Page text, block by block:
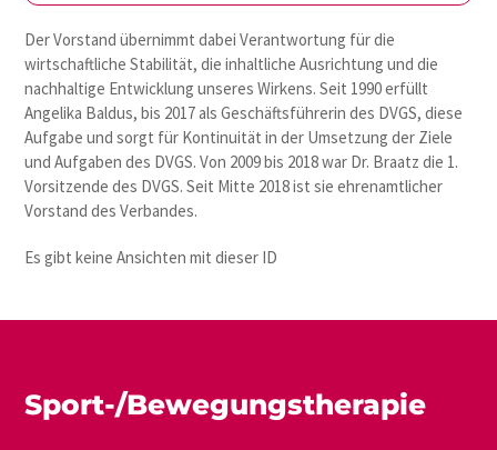
Der Vorstand übernimmt dabei Verantwortung für die
wirtschaftliche Stabilität, die inhaltliche Ausrichtung und die
nachhaltige Entwicklung unseres Wirkens. Seit 1990 erfüllt
Angelika Baldus, bis 2017 als Geschäftsführerin des DVGS, diese
Aufgabe und sorgt für Kontinuität in der Umsetzung der Ziele
und Aufgaben des DVGS. Von 2009 bis 2018 war Dr. Braatz die 1.
Vorsitzende des DVGS. Seit Mitte 2018 ist sie ehrenamtlicher
Vorstand des Verbandes.
Es gibt keine Ansichten mit dieser ID
Sport-/Bewegungstherapie